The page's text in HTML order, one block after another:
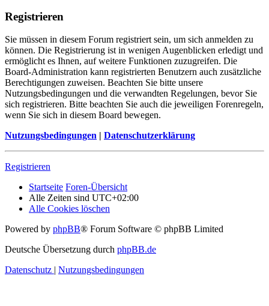
Registrieren
Sie müssen in diesem Forum registriert sein, um sich anmelden zu
können. Die Registrierung ist in wenigen Augenblicken erledigt und
ermöglicht es Ihnen, auf weitere Funktionen zuzugreifen. Die
Board-Administration kann registrierten Benutzern auch zusätzliche
Berechtigungen zuweisen. Beachten Sie bitte unsere
Nutzungsbedingungen und die verwandten Regelungen, bevor Sie
sich registrieren. Bitte beachten Sie auch die jeweiligen Forenregeln,
wenn Sie sich in diesem Board bewegen.
Nutzungsbedingungen | Datenschutzerklärung
Registrieren
Startseite Foren-Übersicht
Alle Zeiten sind UTC+02:00
Alle Cookies löschen
Powered by phpBB® Forum Software © phpBB Limited
Deutsche Übersetzung durch phpBB.de
Datenschutz | Nutzungsbedingungen